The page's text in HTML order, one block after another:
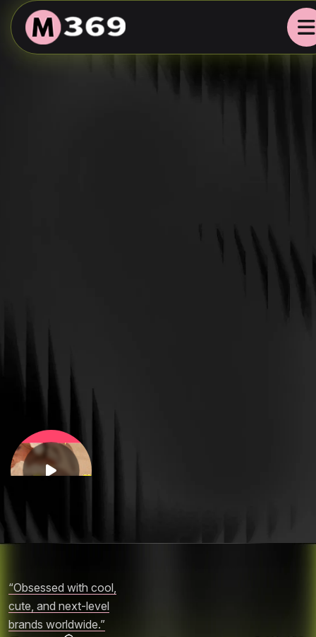
“Obsessed with cool,
cute, and next-level
brands worldwide.”